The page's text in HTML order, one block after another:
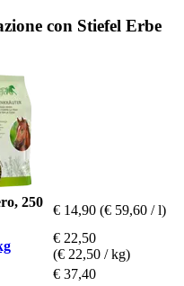
con Stiefel Erbe
250
€ 14,90 (€ 59,60 / l)
€ 22,50
(€ 22,50 / kg)
€ 37,40